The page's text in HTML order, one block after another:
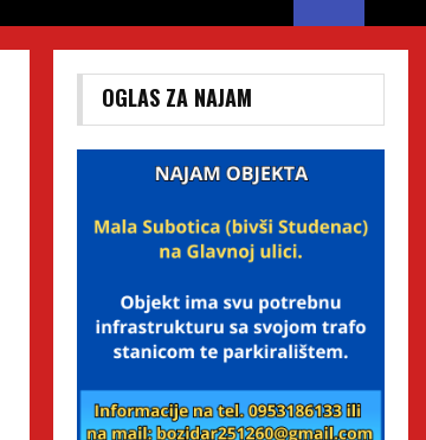
OGLAS ZA NAJAM